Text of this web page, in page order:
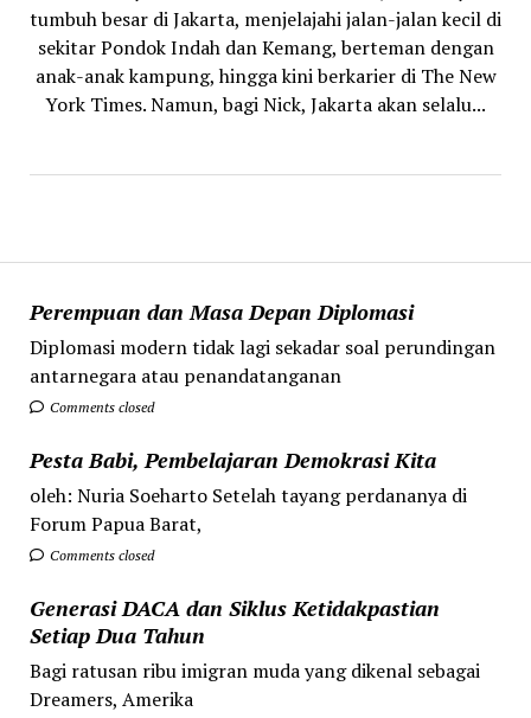
Perempuan dan Masa Depan Diplomasi
Diplomasi modern tidak lagi sekadar soal perundingan
antarnegara atau penandatanganan
Comments closed
Pesta Babi, Pembelajaran Demokrasi Kita
oleh: Nuria Soeharto Setelah tayang perdananya di
Forum Papua Barat,
Comments closed
Generasi DACA dan Siklus Ketidakpastian
Setiap Dua Tahun
Bagi ratusan ribu imigran muda yang dikenal sebagai
Dreamers, Amerika
tumbuh besar di Jakarta, menjelajahi jalan-jalan kecil di
sekitar Pondok Indah dan Kemang, berteman dengan
anak-anak kampung, hingga kini berkarier di The New
York Times. Namun, bagi Nick, Jakarta akan selalu...